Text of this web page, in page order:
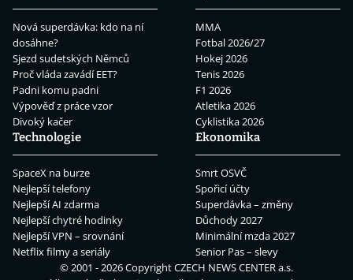
Nová superdávka: kdo na ní
dosáhne?
Sjezd sudetských Němců
Proč vláda zavádí EET?
Padni komu padni
Výpověď z práce vzor
Divoký kačer
MMA
Fotbal 2026/27
Hokej 2026
Tenis 2026
F1 2026
Atletika 2026
Cyklistika 2026
Technologie
SpaceX na burze
Nejlepší telefony
Nejlepší AI zdarma
Nejlepší chytré hodinky
Nejlepší VPN – srovnání
Netflix filmy a seriály
Ekonomika
Smrt OSVČ
Spořicí účty
Superdávka – změny
Důchody 2027
Minimální mzda 2027
Senior Pas – slevy
© 2001 - 2026 CopyrightCZECH NEWS CENTER a.s.